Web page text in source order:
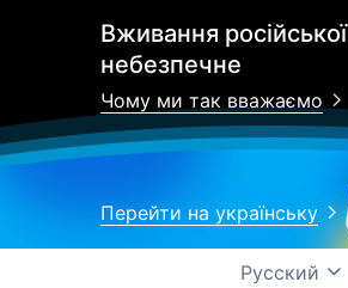
Вживання російської
небезпечне
Чому ми так вважаємо
Перейти на українську
Русский